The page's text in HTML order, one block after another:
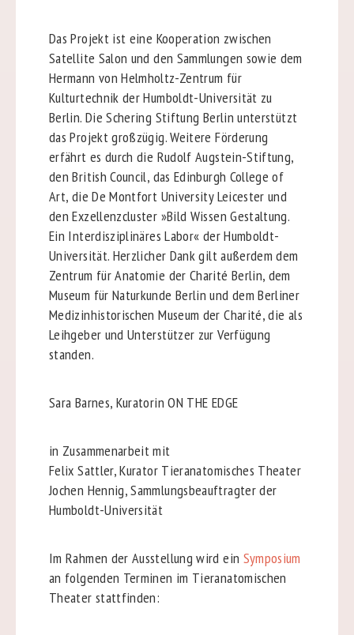
Das Projekt ist eine Kooperation zwischen
Satellite Salon und den Sammlungen sowie dem
Hermann von Helmholtz-Zentrum für
Kulturtechnik der Humboldt-Universität zu
Berlin. Die Schering Stiftung Berlin unterstützt
das Projekt großzügig. Weitere Förderung
erfährt es durch die Rudolf Augstein-Stiftung,
den British Council, das Edinburgh College of
Art, die De Montfort University Leicester und
den Exzellenzcluster »Bild Wissen Gestaltung.
Ein Interdisziplinäres Labor« der Humboldt-
Universität. Herzlicher Dank gilt außerdem dem
Zentrum für Anatomie der Charité Berlin, dem
Museum für Naturkunde Berlin und dem Berliner
Medizinhistorischen Museum der Charité, die als
Leihgeber und Unterstützer zur Verfügung
standen.
Sara Barnes, Kuratorin ON THE EDGE
in Zusammenarbeit mit
Felix Sattler, Kurator Tieranatomisches Theater
Jochen Hennig, Sammlungsbeauftragter der
Humboldt-Universität
Im Rahmen der Ausstellung wird ein Symposium
an folgenden Terminen im Tieranatomischen
Theater stattfinden: